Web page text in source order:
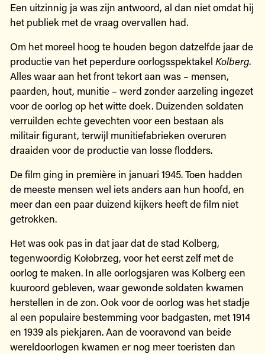
Een uitzinnig ja was zijn antwoord, al dan niet omdat hij
het publiek met de vraag overvallen had.
Om het moreel hoog te houden begon datzelfde jaar de
productie van het peperdure oorlogsspektakel Kolberg.
Alles waar aan het front tekort aan was – mensen,
paarden, hout, munitie – werd zonder aarzeling ingezet
voor de oorlog op het witte doek. Duizenden soldaten
verruilden echte gevechten voor een bestaan als
militair figurant, terwijl munitiefabrieken overuren
draaiden voor de productie van losse flodders.
De film ging in première in januari 1945. Toen hadden
de meeste mensen wel iets anders aan hun hoofd, en
meer dan een paar duizend kijkers heeft de film niet
getrokken.
Het was ook pas in dat jaar dat de stad Kolberg,
tegenwoordig Kołobrzeg, voor het eerst zelf met de
oorlog te maken. In alle oorlogsjaren was Kolberg een
kuuroord gebleven, waar gewonde soldaten kwamen
herstellen in de zon. Ook voor de oorlog was het stadje
al een populaire bestemming voor badgasten, met 1914
en 1939 als piekjaren. Aan de vooravond van beide
wereldoorlogen kwamen er nog meer toeristen dan